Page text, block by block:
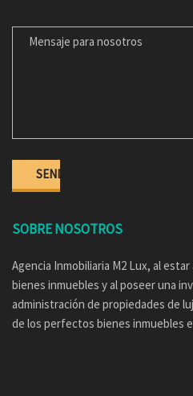
SOBRE NOSOTROS
Agencia Inmobiliaria M2 Lux, al
bienes inmuebles y al poseer una
administración de propiedades de
de los perfectos bienes inmuebles